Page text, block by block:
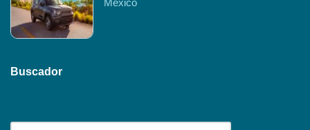
México
Buscador